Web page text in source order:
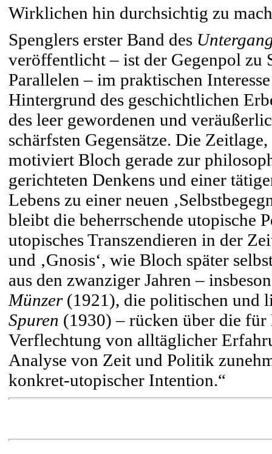
Wirklichen hin durchsichtig zu
Spenglers erster Band des
veröffentlicht – ist der Gegenpol zu
Parallelen – im praktischen
Hintergrund des geschichtlichen
des leer gewordenen und
schärfsten Gegensätze. Die
motiviert Bloch gerade zur
gerichteten Denkens und einer
Lebens zu einer neuen
bleibt die beherrschende utopische
utopisches Transzendieren in der
und ‚Gnosis‘, wie Bloch später
aus den zwanziger Jahren –
Münzer(1921), die politischen und
Spuren (1930) – rücken über die
Verflechtung von alltäglicher
Analyse von Zeit und Politik
konkret-utopischer Intention.“